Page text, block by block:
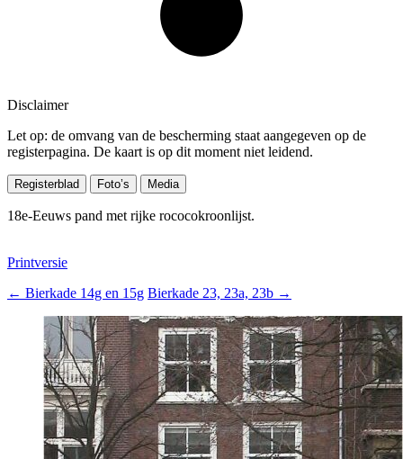
Disclaimer
Let op: de omvang van de bescherming staat aangegeven op de
registerpagina. De kaart is op dit moment niet leidend.
Registerblad Foto’s Media
18e-Eeuws pand met rijke rococokroonlijst.
Printversie
← Bierkade 14g en 15g Bierkade 23, 23a, 23b →